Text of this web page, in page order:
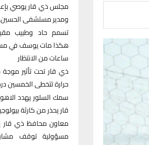
مجلس ذي قار يوصي
ومدير مستشفى الحسين..
تسمم حاد وطبيب
هكذا مات يوسف في
ساعات من الانتظار
ذي قار تحت تأثير موجة
حرارة تتخطى الخمسين
سمك السلور يهدد
قار يحذر من كارثة
معاون محافظ ذي قار
مسؤولية توقف